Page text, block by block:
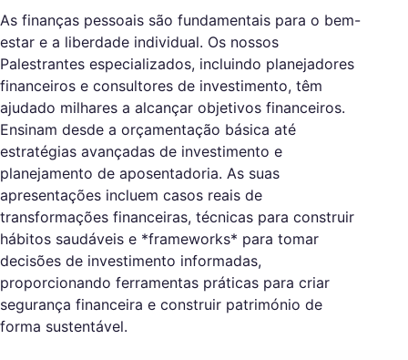
As finanças pessoais são fundamentais para o bem-
estar e a liberdade individual. Os nossos
Palestrantes especializados, incluindo planejadores
financeiros e consultores de investimento, têm
ajudado milhares a alcançar objetivos financeiros.
Ensinam desde a orçamentação básica até
estratégias avançadas de investimento e
planejamento de aposentadoria. As suas
apresentações incluem casos reais de
transformações financeiras, técnicas para construir
hábitos saudáveis e *frameworks* para tomar
decisões de investimento informadas,
proporcionando ferramentas práticas para criar
segurança financeira e construir património de
forma sustentável.